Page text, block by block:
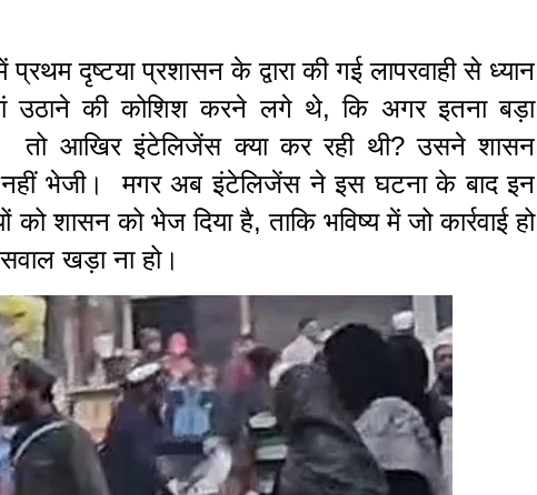
दृष्टया प्रशासन के द्वारा की गई लापरवाही से ध्यान
उठाने की कोशिश करने लगे थे, कि अगर इतना बड़ा
तो आखिर इंटेलिजेंस क्या कर रही थी? उसने शासन
नहीं भेजी। मगर अब इंटेलिजेंस ने इस घटना के बाद इन
को शासन को भेज दिया है, ताकि भविष्य में जो कार्रवाई हो
खड़ा ना हो।